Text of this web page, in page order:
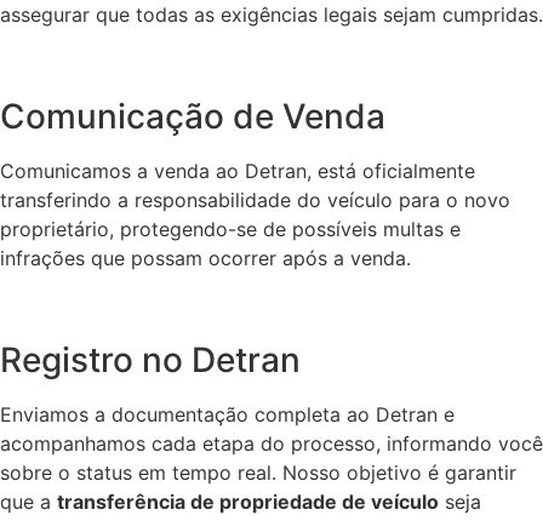
assegurar que todas as exigências legais sejam cumpridas.
Comunicação de Venda
Comunicamos a venda ao Detran, está oficialmente
transferindo a responsabilidade do veículo para o novo
proprietário, protegendo-se de possíveis multas e
infrações que possam ocorrer após a venda.
Registro no Detran
Enviamos a documentação completa ao Detran e
acompanhamos cada etapa do processo, informando você
sobre o status em tempo real. Nosso objetivo é garantir
que a transferência de propriedade de veículo seja